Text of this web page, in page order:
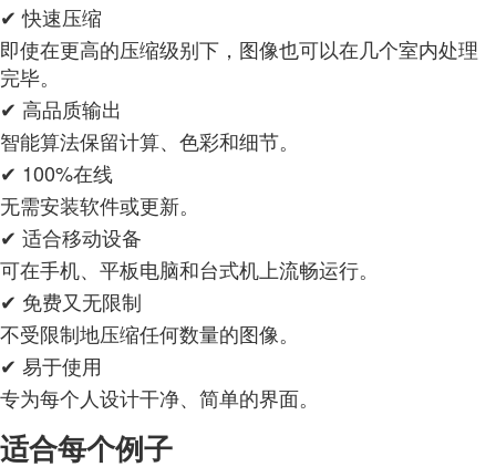
✔ 快速压缩
即使在更高的压缩级别下，图像也可以在几个室内处理
完毕。
✔ 高品质输出
智能算法保留计算、色彩和细节。
✔ 100%在线
无需安装软件或更新。
✔ 适合移动设备
可在手机、平板电脑和台式机上流畅运行。
✔ 免费又无限制
不受限制地压缩任何数量的图像。
✔ 易于使用
专为每个人设计干净、简单的界面。
适合每个例子